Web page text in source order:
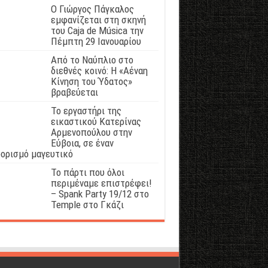
Ο Γιώργος Πάγκαλος
εμφανίζεται στη σκηνή
του Caja de Música την
Πέμπτη 29 Ιανουαρίου
Από το Ναύπλιο στο
διεθνές κοινό: Η «Αέναη
Κίνηση του Ύδατος»
βραβεύεται
Το εργαστήρι της
εικαστικού Κατερίνας
Αρμενοπούλου στην
Εύβοια, σε έναν
μαγευτικό
Το πάρτι που όλοι
περιμέναμε επιστρέφει!
– Spank Party 19/12 στο
Temple στο Γκάζι